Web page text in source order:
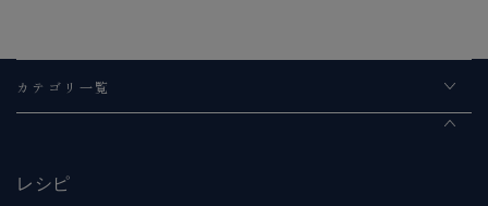
カテゴリ一覧
レシピ